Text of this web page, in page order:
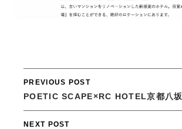
Post
navigation
PREVIOUS POST
POETIC SCAPE×RC HOTEL京都八坂
NEXT POST